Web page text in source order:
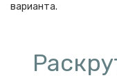
варианта.